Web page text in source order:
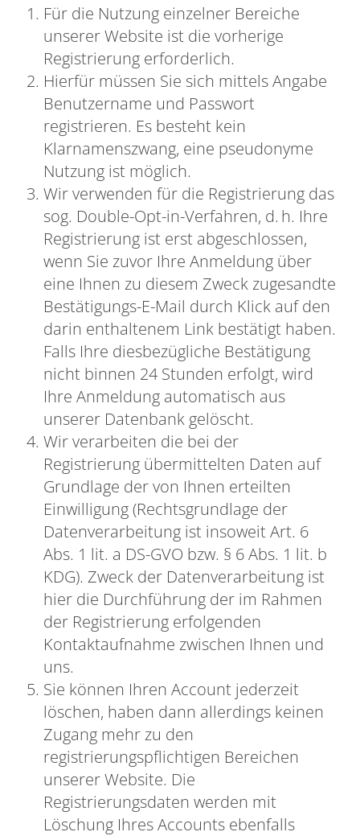
Für die Nutzung einzelner Bereiche
unserer Website ist die vorherige
Registrierung erforderlich.
Hierfür müssen Sie sich mittels Angabe
Benutzername und Passwort
registrieren. Es besteht kein
Klarnamenszwang, eine pseudonyme
Nutzung ist möglich.
Wir verwenden für die Registrierung das
sog. Double-Opt-in-Verfahren, d. h. Ihre
Registrierung ist erst abgeschlossen,
wenn Sie zuvor Ihre Anmeldung über
eine Ihnen zu diesem Zweck zugesandte
Bestätigungs-E-Mail durch Klick auf den
darin enthaltenem Link bestätigt haben.
Falls Ihre diesbezügliche Bestätigung
nicht binnen 24 Stunden erfolgt, wird
Ihre Anmeldung automatisch aus
unserer Datenbank gelöscht.
Wir verarbeiten die bei der
Registrierung übermittelten Daten auf
Grundlage der von Ihnen erteilten
Einwilligung (Rechtsgrundlage der
Datenverarbeitung ist insoweit Art. 6
Abs. 1 lit. a DS-GVO bzw. § 6 Abs. 1 lit. b
KDG). Zweck der Datenverarbeitung ist
hier die Durchführung der im Rahmen
der Registrierung erfolgenden
Kontaktaufnahme zwischen Ihnen und
uns.
Sie können Ihren Account jederzeit
löschen, haben dann allerdings keinen
Zugang mehr zu den
registrierungspflichtigen Bereichen
unserer Website. Die
Registrierungsdaten werden mit
Löschung Ihres Accounts ebenfalls